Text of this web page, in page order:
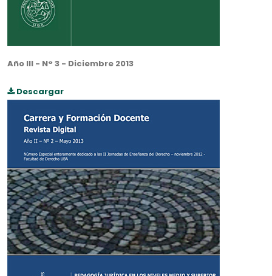
Año III - N° 3 - Diciembre 2013
Descargar